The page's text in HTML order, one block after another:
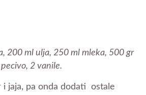
200 ml ulja, 250 ml mleka, 500 gr
2 vanile.
jaja, pa onda dodati ostale